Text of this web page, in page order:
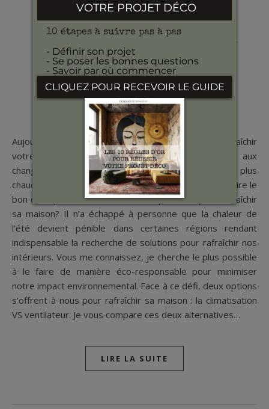
Comment rafraîchir sa
maison de façon éco-
responsable et
économique
Aujourd’hui, parlons d’un sujet brûlant : comment rafraîchir
votre intérieur de manière éco-responsable face aux
changements climatiques et aux étés de plus en plus
chauds. Alors climatisation vs ventilateur? Comment faire le
bon choix pour un intérieur éco-responsable pour rafraîchir
sa maison? Il n’a échappé à personne que la chaleur de
l’été devient pénible dans certaines régions rendant
indispensable la recherche de solutions pour rafraîchir nos
intérieurs. Vous me connaissez, je cherche le plus possible
à le faire de manière éco-responsable pour minimiser
notre impact environnemental. Face à ce défi, deux options
s’offrent à nous pour rafraîchir sa maison : la climatisation
VS ventilateur. Je vous compare ces deux alternatives…
LIRE LA SUITE